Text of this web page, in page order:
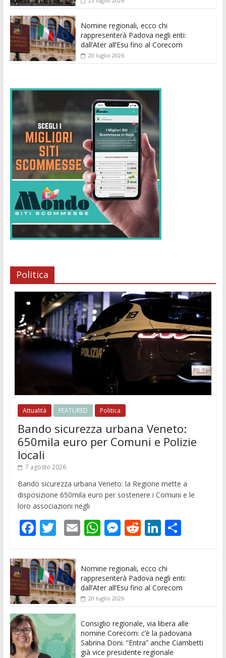
Nomine regionali, ecco chi
rappresenterà Padova negli enti:
dall’Ater all’Esu fino al Corecom
20 luglio 2026
Politica
Attualità FEATURED Politica
Bando sicurezza urbana Veneto:
650mila euro per Comuni e Polizie
locali
7 agosto 2026
Bando sicurezza urbana Veneto: la Regione mette a
disposizione 650mila euro per sostenere i Comuni e le
loro associazioni negli
F
e
b
o
o
k
T
itt
er
E
l
W
s
A
p
p
M
ss
e
n
er
R
di
t
Li
k
e
dI
C
di
vi
Nomine regionali, ecco chi
rappresenterà Padova negli enti:
dall’Ater all’Esu fino al Corecom
20 luglio 2026
Consiglio regionale, via libera alle
nomine Corecom: c’è la padovana
Sabrina Doni. “Entra” anche Ciambetti
già vice presidente regionale